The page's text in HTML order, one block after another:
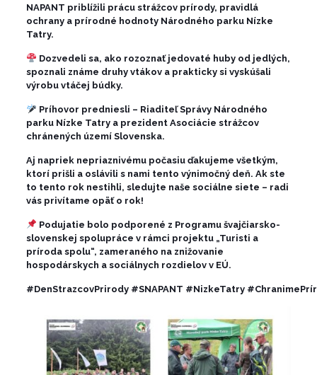
NAPANT priblížili prácu strážcov prírody, pravidlá
ochrany a prírodné hodnoty Národného parku Nízke
Tatry.
Dozvedeli sa, ako rozoznať jedovaté huby od jedlých,
spoznali známe druhy vtákov a prakticky si vyskúšali
výrobu vtáčej búdky.
Príhovor predniesli – Riaditeľ Správy Národného
parku Nízke Tatry a prezident Asociácie strážcov
chránených území Slovenska.
Aj napriek nepriaznivému počasiu ďakujeme všetkým,
ktorí prišli a oslávili s nami tento výnimočný deň. Ak ste
to tento rok nestihli, sledujte naše sociálne siete – radi
vás privítame opäť o rok!
Podujatie bolo podporené z Programu švajčiarsko-
slovenskej spolupráce v rámci projektu „Turisti a
príroda spolu“, zameraného na znižovanie
hospodárskych a sociálnych rozdielov v EÚ.
#DenStrazcovPrirody #SNAPANT #NizkeTatry